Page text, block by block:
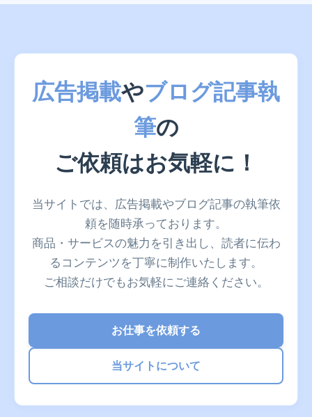
広告掲載やブログ記事執
筆の
ご依頼はお気軽に！
当サイトでは、広告掲載やブログ記事の執筆依
頼を随時承っております。
商品・サービスの魅力を引き出し、読者に伝わ
るコンテンツを丁寧に制作いたします。
ご相談だけでもお気軽にご連絡ください。
お仕事を依頼する
当サイトについて